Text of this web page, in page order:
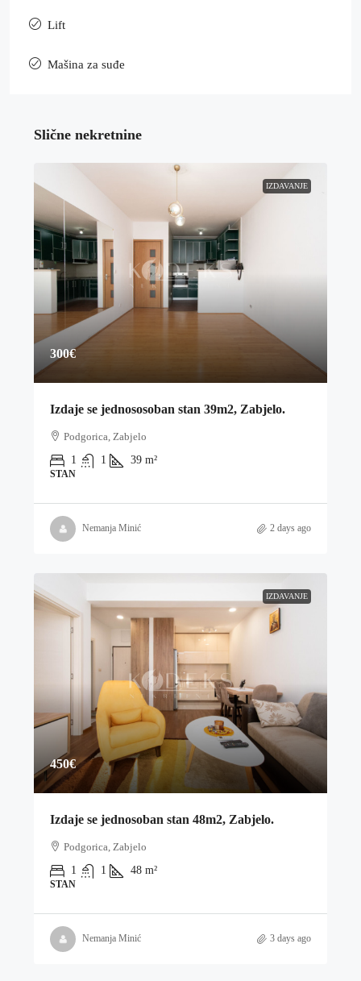
Lift
Mašina za suđe
Slične nekretnine
IZDAVANJE
300€
Izdaje se jednososoban stan 39m2, Zabjelo.
Podgorica, Zabjelo
1
1 39 m²
STAN
Nemanja Minić 2 days ago
IZDAVANJE
450€
Izdaje se jednosoban stan 48m2, Zabjelo.
Podgorica, Zabjelo
1
1 48 m²
STAN
Nemanja Minić 3 days ago